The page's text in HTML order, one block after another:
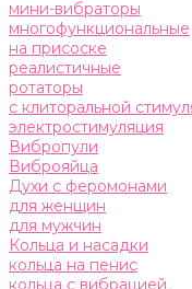
мини-вибраторы
многофункциональные
на присоске
реалистичные
ротаторы
с клиторальной
электростимуляция
Вибропули
Виброяйца
Духи с феромонами
для женщин
для мужчин
Кольца и насадки
кольца на пенис
кольца с вибрацией